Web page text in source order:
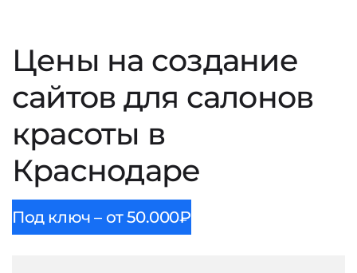
Цены на создание
сайтов для салонов
красоты в
Краснодаре
Под ключ – от 50.000₽